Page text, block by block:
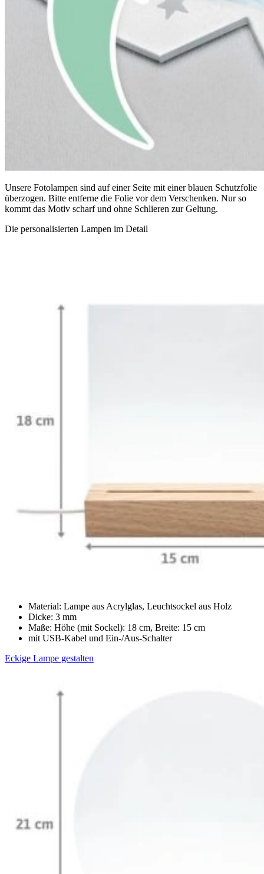
Unsere Fotolampen sind auf einer Seite mit einer blauen Schutzfolie
überzogen. Bitte entferne die Folie vor dem Verschenken. Nur so
kommt das Motiv scharf und ohne Schlieren zur Geltung.
Die personalisierten Lampen im Detail
Material: Lampe aus Acrylglas, Leuchtsockel aus Holz
Dicke: 3 mm
Maße: Höhe (mit Sockel): 18 cm, Breite: 15 cm
mit USB-Kabel und Ein-/Aus-Schalter
Eckige Lampe gestalten